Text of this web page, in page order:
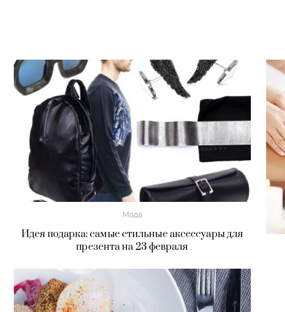
Мода
Идея подарка: самые стильные аксессуары для
презента на 23 февраля